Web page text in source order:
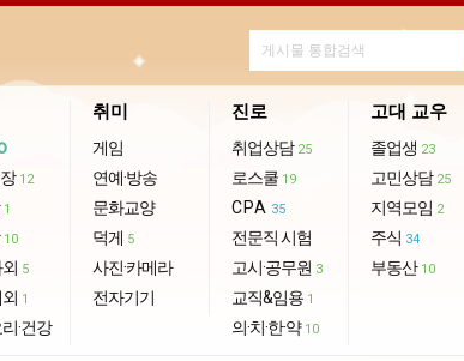
12
1
10
외 5
외 1
·건강
취미
게임
연예·방송
문화교양
덕게 5
사진·카메라
전자기기
진로
취업상담 25
로스쿨 19
CPA 35
전문직 시험
고시·공무원 3
교직&임용 1
의·치·한·약 10
고대 교우
졸업생 23
고민상담 25
지역모임 2
주식 34
부동산 10